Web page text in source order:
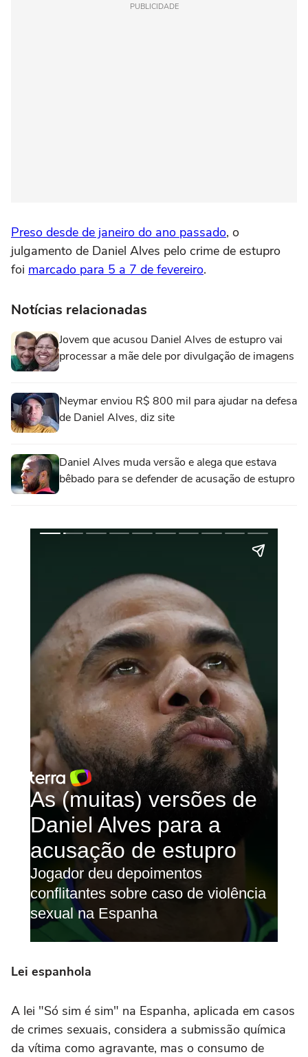
PUBLICIDADE
Preso desde de janeiro do ano passado, o
julgamento de Daniel Alves pelo crime de estupro
foi marcado para 5 a 7 de fevereiro.
Notícias relacionadas
Jovem que acusou Daniel Alves de estupro vai
processar a mãe dele por divulgação de imagens
Neymar enviou R$ 800 mil para ajudar na defesa
de Daniel Alves, diz site
Daniel Alves muda versão e alega que estava
bêbado para se defender de acusação de estupro
Lei espanhola
A lei "Só sim é sim" na Espanha, aplicada em casos
de crimes sexuais, considera a submissão química
da vítima como agravante, mas o consumo de